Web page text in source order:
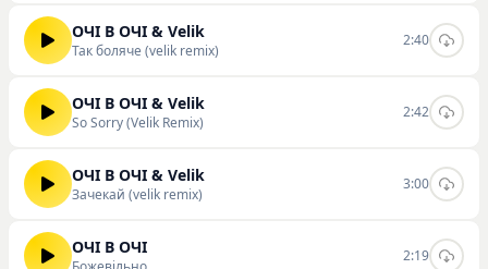
ОЧІ В ОЧІ & Velik
Так боляче (velik remix)
2:40
ОЧІ В ОЧІ & Velik
So Sorry (Velik Remix)
2:42
ОЧІ В ОЧІ & Velik
Зачекай (velik remix)
3:00
ОЧІ В ОЧІ 2:19